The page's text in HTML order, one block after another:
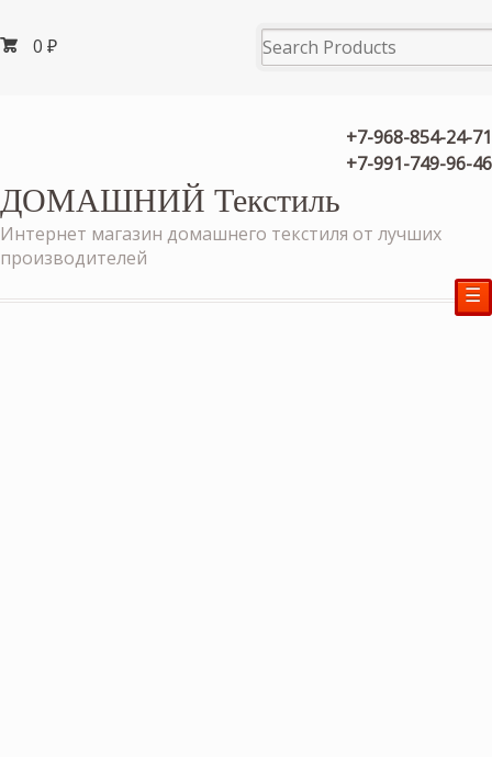
0 ₽
+7-968-854-24-71
+7-991-749-96-46
ДОМАШНИЙ Текстиль
Интернет магазин домашнего текстиля от лучших
производителей
☰